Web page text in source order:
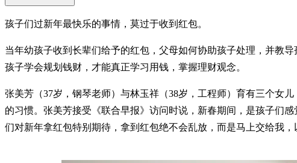
孩子们过新年最快乐的事情，莫过于收到红包。
当年幼孩子收到长辈们给予的红包，父母如何协助孩子处理，并教
孩子学会规划钱财，才能真正学习用钱，掌握理财观念。
张美芳（37岁，钢琴老师）与林玉祥（38岁，工程师）育有三个女
的习惯。张美芳接受《联合早报》访问时说，新春期间，是孩子们
们对新年拿红包特别期待，拿到红包绝不会乱放，而是马上交给我，